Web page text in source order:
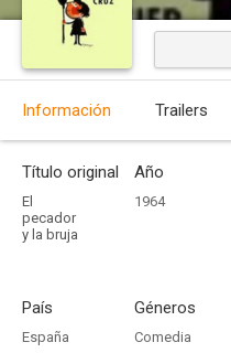
Información Trailers
Título original
El
pecador
y la bruja
Año
1964
País
España
Géneros
Comedia